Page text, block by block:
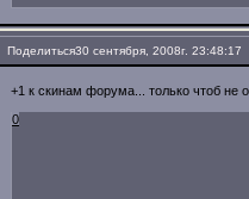
Поделиться30 сентября, 2008г. 23:48:17
+1 к скинам форума... только чтоб не
0